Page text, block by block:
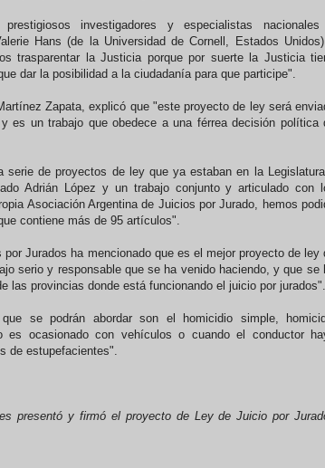
investigadores y especialistas
Hans (de la Universidad de Cornell, Estados
trasparentar la Justicia porque por suerte la Justicia
dar la posibilidad a la ciudadanía para que participe".
Zapata, explicó que "este proyecto de ley será
es un trabajo que obedece a una férrea decisión política
serie de proyectos de ley que ya estaban en la
Adrián López y un trabajo conjunto y articulado con
Asociación Argentina de Juicios por Jurado, hemos
contiene más de 95 artículos".
Jurados ha mencionado que es el mejor proyecto de ley
serio y responsable que se ha venido haciendo, y que se
las provincias donde está funcionando el juicio por jurados".
se podrán abordar son el homicidio simple,
es ocasionado con vehículos o cuando el conductor
de estupefacientes".
presentó y firmó el proyecto de Ley de Juicio por